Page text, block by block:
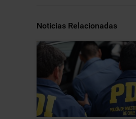
Noticias Relacionadas